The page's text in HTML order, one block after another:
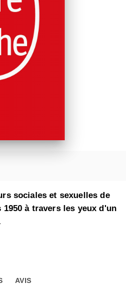
sociales et sexuelles de
1950 à travers les yeux d'un
AVIS